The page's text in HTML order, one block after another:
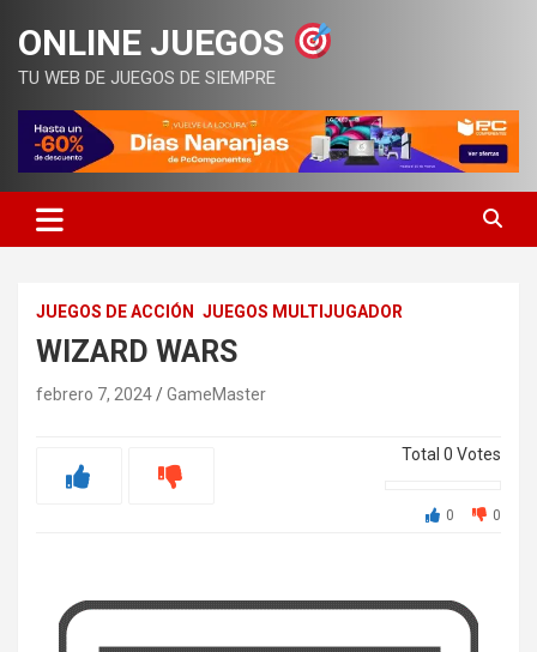
contenido
ONLINE JUEGOS
TU WEB DE JUEGOS DE SIEMPRE
JUEGOS DE ACCIÓN JUEGOS MULTIJUGADOR
WIZARD WARS
febrero 7, 2024 GameMaster
Total 0 Votes
0
0